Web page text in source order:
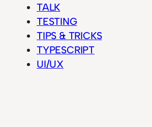
TALK
TESTING
TIPS & TRICKS
TYPESCRIPT
UI/UX